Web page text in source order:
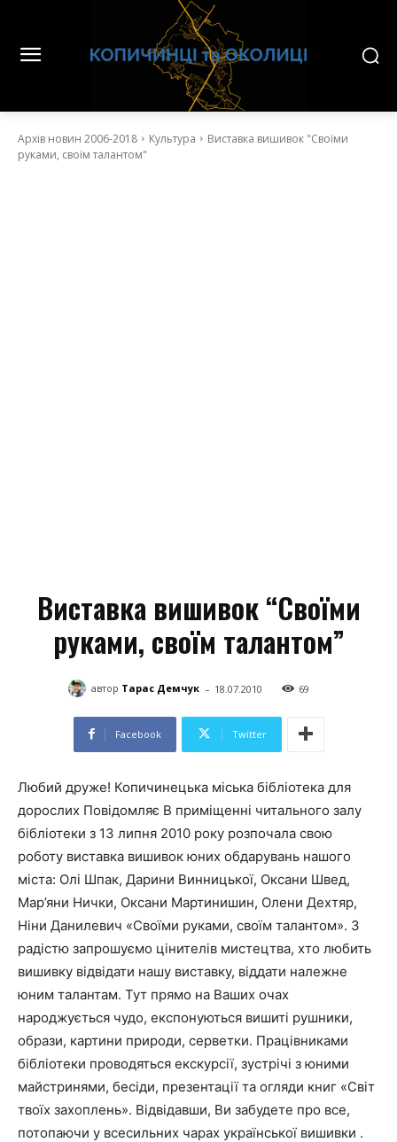
Архів новин 2006-2018 Культура
Виставка вишивок "Своїми
руками, своїм талантом"
Виставка вишивок “Своїми
руками, своїм талантом”
автор Тарас Демчук - 18.07.2010 69
Facebook Twitter
Любий друже! Копичинецька міська бібліотека для
дорослих Повідомляє В приміщенні читального залу
бібліотеки з 13 липня 2010 року розпочала свою
роботу виставка вишивок юних обдарувань нашого
міста: Олі Шпак, Дарини Винницької, Оксани Швед,
Мар’яни Нички, Оксани Мартинишин, Олени Дехтяр,
Ніни Данилевич «Своїми руками, своїм талантом». З
радістю запрошуємо цінителів мистецтва, хто любить
вишивку відвідати нашу виставку, віддати належне
юним талантам. Тут прямо на Ваших очах
народжується чудо, експонуються вишиті рушники,
образи, картини природи, серветки. Працівниками
бібліотеки проводяться екскурсії, зустрічі з юними
майстринями, бесіди, презентації та огляди книг «Світ
твоїх захоплень». Відвідавши, Ви забудете про все,
потопаючи у всесильних чарах української вишивки .